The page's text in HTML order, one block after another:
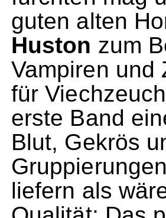
guten alten
Huston zum
Vampiren und
für
erste Band
Blut, Gekrös
liefern als